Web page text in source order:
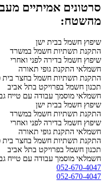
סרטונים אמיתיים
מהשטח:
שיפוץ חשמל בבית ישן
התקנת תשתיות חשמל במשרד
שיפוץ חשמל בדירה לפני ואחרי
חשמלאי התקנת גופי תאורה
התקנת תשתיות חשמל בחצר בית
תכנון חשמל בפרויקט בתל אביב
חשמלאי מוסמך עבודה עם טייח
שיפוץ חשמל בבית ישן
התקנת תשתיות חשמל במשרד
שיפוץ חשמל בדירה לפני ואחרי
חשמלאי התקנת גופי תאורה
התקנת תשתיות חשמל בחצר בית
תכנון חשמל בפרויקט בתל אביב
חשמלאי מוסמך עבודה עם טייח
052-670-4047
052-670-4047